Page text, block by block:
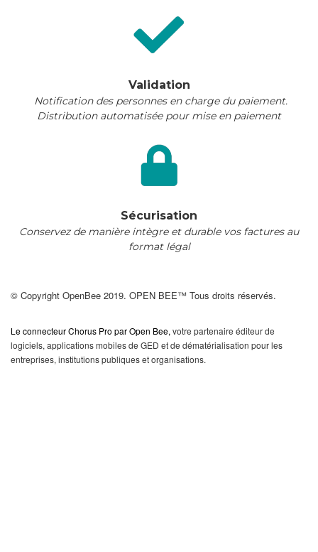
Validation
Notification des personnes en charge du paiement.
Distribution automatisée pour mise en paiement
Sécurisation
Conservez de manière intègre et durable vos factures au
format légal
© Copyright OpenBee 2019. OPEN BEE™ Tous droits réservés.
Le connecteur Chorus Pro par Open Bee, votre partenaire éditeur de
logiciels, applications mobiles de GED et de dématérialisation pour les
entreprises, institutions publiques et organisations.